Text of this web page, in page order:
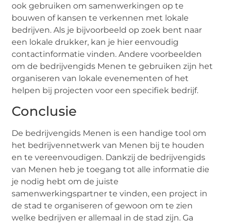
ook gebruiken om samenwerkingen op te
bouwen of kansen te verkennen met lokale
bedrijven. Als je bijvoorbeeld op zoek bent naar
een lokale drukker, kan je hier eenvoudig
contactinformatie vinden. Andere voorbeelden
om de bedrijvengids Menen te gebruiken zijn het
organiseren van lokale evenementen of het
helpen bij projecten voor een specifiek bedrijf.
Conclusie
De bedrijvengids Menen is een handige tool om
het bedrijvennetwerk van Menen bij te houden
en te vereenvoudigen. Dankzij de bedrijvengids
van Menen heb je toegang tot alle informatie die
je nodig hebt om de juiste
samenwerkingspartner te vinden, een project in
de stad te organiseren of gewoon om te zien
welke bedrijven er allemaal in de stad zijn. Ga